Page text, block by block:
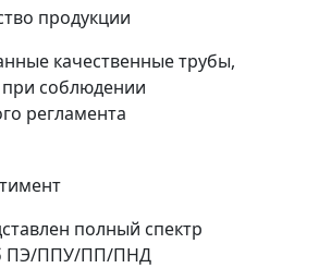
продукции
качественные трубы,
соблюдении
регламента
полный спектр
ПЭ/ППУ/ПП/ПНД